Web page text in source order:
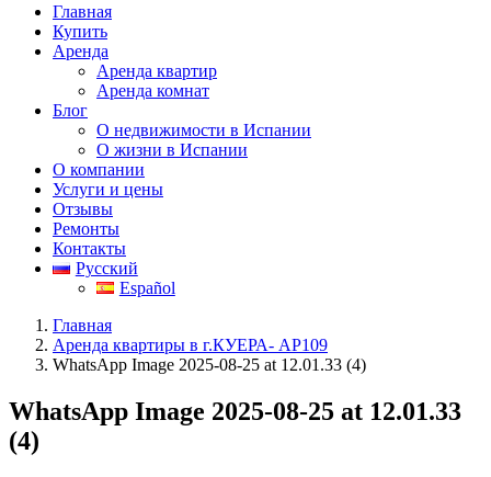
Главная
Купить
Аренда
Аренда квартир
Аренда комнат
Блог
О недвижимости в Испании
О жизни в Испании
О компании
Услуги и цены
Отзывы
Ремонты
Контакты
Русский
Español
Главная
Аренда квартиры в г.КУЕРА- АР109
WhatsApp Image 2025-08-25 at 12.01.33 (4)
WhatsApp Image 2025-08-25 at 12.01.33
(4)